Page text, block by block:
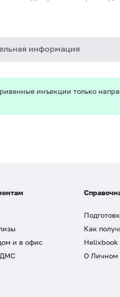
информация
инъекции только
и в офис
Как
Helixbook
О Личном